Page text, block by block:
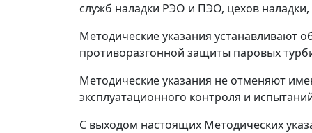
служб наладки РЭО и ПЭО, цехов
Методические указания устанавливают
противоразгонной защиты паровых
Методические указания не отменяют
эксплуатационного контроля и
С выходом настоящих Методических